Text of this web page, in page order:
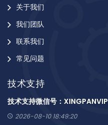
关于我们
我们团队
联系我们
常见问题
技术支持
技术支持微信号：XINGPANVIP
2026-08-10 18:49:20